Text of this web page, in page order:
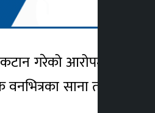
गरेको आरोपमा सात
साना तथा ठूला